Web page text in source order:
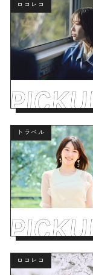
ロコレコ
トラベル
ロコレコ